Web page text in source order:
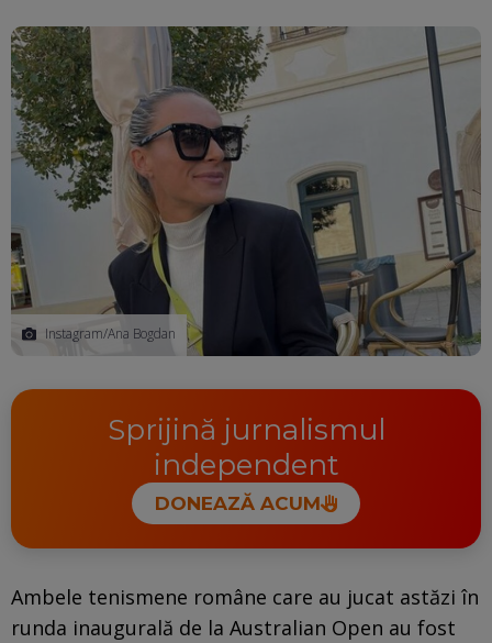
Instagram/Ana Bogdan
Sprijină jurnalismul
independent
DONEAZĂ ACUM
Ambele tenismene române care au jucat astăzi în
runda inaugurală de la Australian Open au fost